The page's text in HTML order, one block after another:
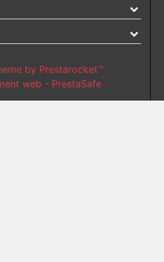
by Prestarocket™
web - PrestaSafe